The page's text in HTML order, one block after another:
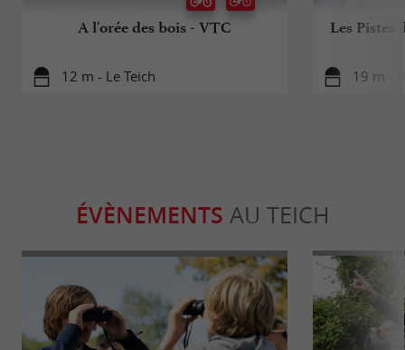
A l'orée des bois - VTC
12 m - Le Teich
Les Pistes
19 m -
ÉVÈNEMENTS AU TEICH